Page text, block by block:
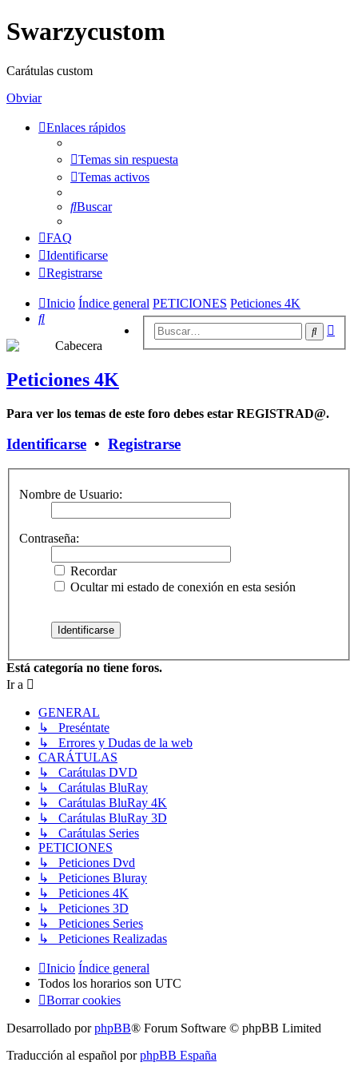
Swarzycustom
Carátulas custom
Obviar
Enlaces rápidos
Temas sin respuesta
Temas activos
Buscar
FAQ
Identificarse
Registrarse
Inicio Índice general PETICIONES Peticiones 4K
Buscar
Buscar
Peticiones 4K
Para ver los temas de este foro debes estar REGISTRAD@.
Identificarse • Registrarse
Nombre de Usuario:
Contraseña:
Recordar
Ocultar mi estado de conexión en esta sesión
Está categoría no tiene foros.
Ir a
GENERAL
↳ Preséntate
↳ Errores y Dudas de la web
CARÁTULAS
↳ Carátulas DVD
↳ Carátulas BluRay
↳ Carátulas BluRay 4K
↳ Carátulas BluRay 3D
↳ Carátulas Series
PETICIONES
↳ Peticiones Dvd
↳ Peticiones Bluray
↳ Peticiones 4K
↳ Peticiones 3D
↳ Peticiones Series
↳ Peticiones Realizadas
Inicio Índice general
Todos los horarios son UTC
Borrar cookies
Desarrollado porphpBB® Forum Software © phpBB Limited
Traducción al español porphpBB España